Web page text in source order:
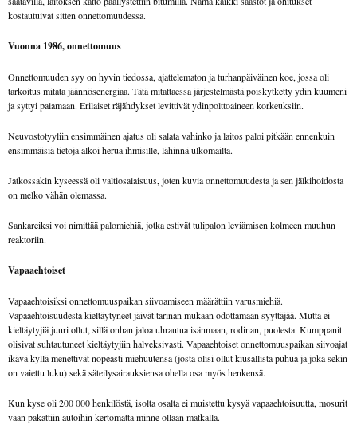
kostautuivat sitten onnettomuudessa.
Vuonna 1986, onnettomuus
Onnettomuuden syy on hyvin tiedossa, ajattelematon ja turhanpäiväinen koe, jossa oli
tarkoitus mitata jäännösenergiaa. Tätä mitattaessa järjestelmästä poiskytketty ydin kuumeni
ja syttyi palamaan. Erilaiset räjähdykset levittivät ydinpolttoaineen korkeuksiin.
Neuvostotyyliin ensimmäinen ajatus oli salata vahinko ja laitos paloi pitkään ennenkuin
ensimmäisiä tietoja alkoi herua ihmisille, lähinnä ulkomailta.
Jatkossakin kyseessä oli valtiosalaisuus, joten kuvia onnettomuudesta ja sen jälkihoidosta
on melko vähän olemassa.
Sankareiksi voi nimittää palomiehiä, jotka estivät tulipalon leviämisen kolmeen muuhun
reaktoriin.
Vapaaehtoiset
Vapaaehtoisiksi onnettomuuspaikan siivoamiseen määrättiin varusmiehiä.
Vapaaehtoisuudesta kieltäytyneet jäivät tarinan mukaan odottamaan syyttäjää. Mutta ei
kieltäytyjiä juuri ollut, sillä onhan jaloa uhrautua isänmaan, rodinan, puolesta. Kumppanit
olisivat suhtautuneet kieltäytyjiin halveksivasti. Vapaaehtoiset onnettomuuspaikan siivoajat
ikävä kyllä menettivät nopeasti miehuutensa (josta olisi ollut kiusallista puhua ja joka sekin
on vaiettu luku) sekä säteilysairauksiensa ohella osa myös henkensä.
Kun kyse oli 200 000 henkilöstä, isolta osalta ei muistettu kysyä vapaaehtoisuutta, mosurit
vaan pakattiin autoihin kertomatta minne ollaan matkalla.